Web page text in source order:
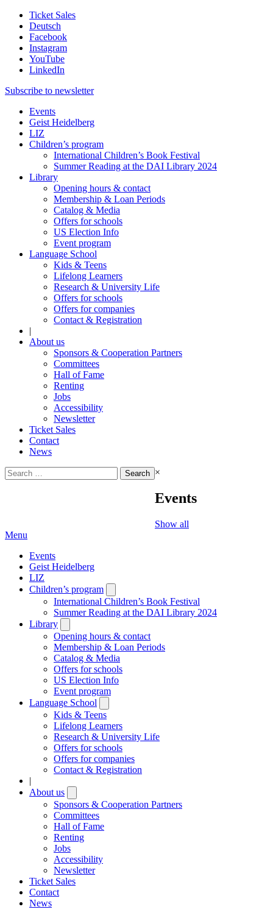
Ticket Sales
Deutsch
Facebook
Instagram
YouTube
LinkedIn
Subscribe to newsletter
Events
Geist Heidelberg
LIZ
Children’s program
International Children’s Book Festival
Summer Reading at the DAI Library 2024
Library
Opening hours & contact
Membership & Loan Periods
Catalog & Media
Offers for schools
US Election Info
Event program
Language School
Kids & Teens
Lifelong Learners
Research & University Life
Offers for schools
Offers for companies
Contact & Registration
|
About us
Sponsors & Cooperation Partners
Committees
Hall of Fame
Renting
Jobs
Accessibility
Newsletter
Ticket Sales
Contact
News
Search
for:
×
Events
Show all
Menu
Events
Geist Heidelberg
LIZ
Children’s program
submenu
International Children’s Book Festival
Summer Reading at the DAI Library 2024
Library
submenu
Opening hours & contact
Membership & Loan Periods
Catalog & Media
Offers for schools
US Election Info
Event program
Language School
submenu
Kids & Teens
Lifelong Learners
Research & University Life
Offers for schools
Offers for companies
Contact & Registration
|
About us
submenu
Sponsors & Cooperation Partners
Committees
Hall of Fame
Renting
Jobs
Accessibility
Newsletter
Ticket Sales
Contact
News